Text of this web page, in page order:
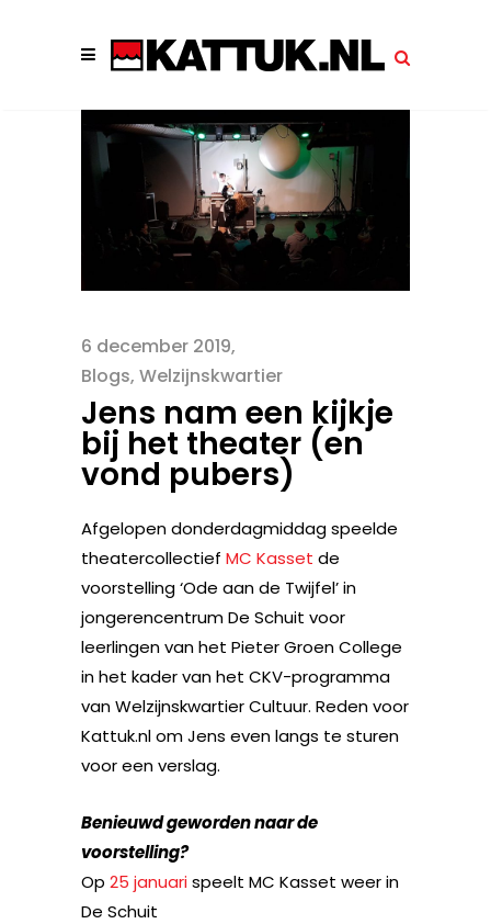
6 december 2019
Blogs, Welzijnskwartier
Jens nam een kijkje
bij het theater (en
vond pubers)
Afgelopen donderdagmiddag speelde
theatercollectief MC Kasset de
voorstelling ‘Ode aan de Twijfel’ in
jongerencentrum De Schuit voor
leerlingen van het Pieter Groen College
in het kader van het CKV-programma
van Welzijnskwartier Cultuur. Reden voor
Kattuk.nl om Jens even langs te sturen
voor een verslag.
Benieuwd geworden naar de
voorstelling?
Op 25 januarispeelt MC Kasset weer in
De Schuit